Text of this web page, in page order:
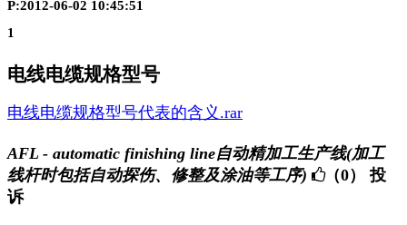
P:2012-06-02 10:45:51
1
电线电缆规格型号
电线电缆规格型号代表的含义.rar
AFL - automatic finishing line自动精加工生产线(加工
线杆时包括自动探伤、修整及涂油等工序)
（0）
投
诉